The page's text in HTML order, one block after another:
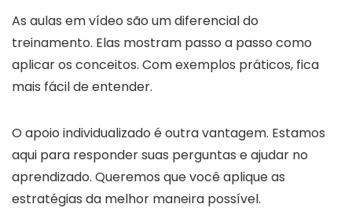
As aulas em vídeo são um diferencial do
treinamento. Elas mostram passo a passo como
aplicar os conceitos. Com exemplos práticos, fica
mais fácil de entender.
O apoio individualizado é outra vantagem. Estamos
aqui para responder suas perguntas e ajudar no
aprendizado. Queremos que você aplique as
estratégias da melhor maneira possível.